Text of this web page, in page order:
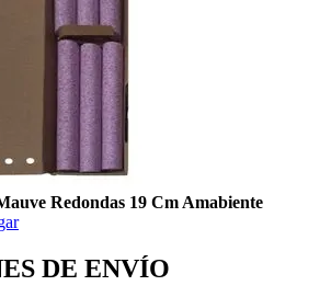
Redondas 19 Cm Amabiente
DE ENVÍO